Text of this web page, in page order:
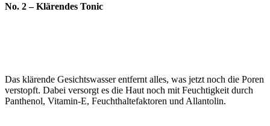
No. 2 – Klärendes Tonic
Das klärende Gesichtswasser entfernt alles, was jetzt noch die Poren
verstopft. Dabei versorgt es die Haut noch mit Feuchtigkeit durch
Panthenol, Vitamin-E, Feuchthaltefaktoren und Allantolin.